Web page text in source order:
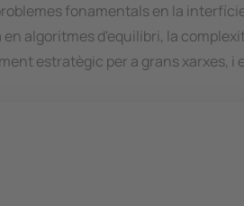
fonamentals en la
algoritmes d'equilibri, la
estratègic per a grans xarxes,